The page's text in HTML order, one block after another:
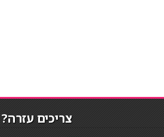
צריכים עזרה?